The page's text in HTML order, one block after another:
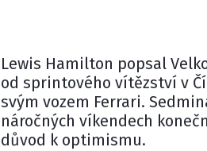
Lewis Hamilton popsal
od sprintového vítězství v
svým vozem Ferrari.
náročných víkendech
důvod k optimismu.